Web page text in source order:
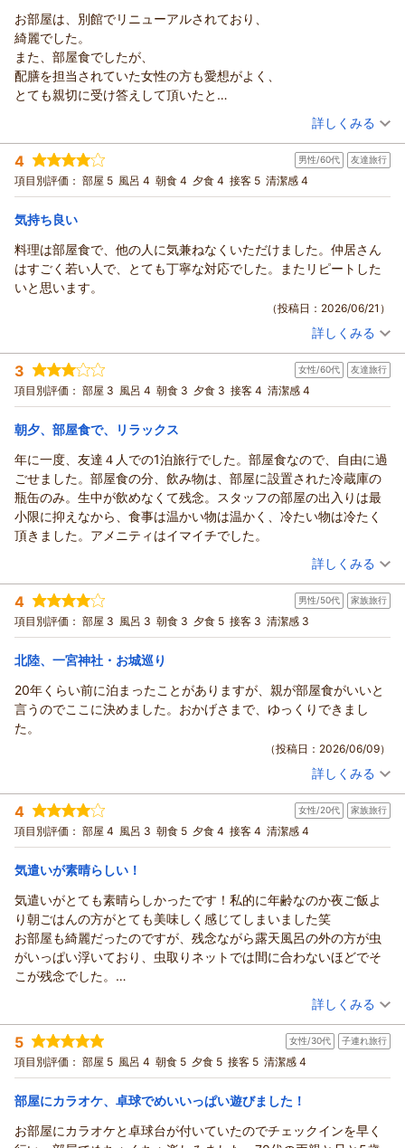
の印象に残るご滞在となりましたことは、私どもにとって大き
な励みです。
「またお邪魔したい」とのお言葉をスタッフ一同、大変嬉しく
拝見いたしました。次回もご家族皆様に、のんびりと楽しいひ
とときをお過ごしいただけるよう、心を込めてお迎えいたしま
お子様の健やかなご成長とともに、また皆様にお会いできます
日を心よりお待ち申し上げております。
（返信日：2026/07/21）
ぼに囲まれ、街灯も少ない環境のため虫が集まりやすく、対策
が難しい面もございますが、そのような中でもできる限りの対
策を講じております。
「また行きます」とのお言葉をいただき、心より感謝申し上げ
ます。次回も安心してゆったりとお過ごしいただけるよう、ス
タッフ一同心を込めてお迎えいたします。
またのご来館を、心よりお待ち申し上げております。
（返信日：2026/07/13）
あわら温泉 政竜閣からの返信
このたびは、ご家族旅行で政竜閣にご宿泊いただき、誠にあり
がとうございました。
客室内の温泉をはじめ、カラオケや卓球、マッサージ機までお
楽しみいただき、「とても充実したお部屋」とのお言葉を頂戴
また、お食事につきましても、お部屋食で周囲を気にせず、ご
家族皆様でゆっくりお召し上がりいただけたようで何よりでご
ざいます。移動の負担が少なく、お子様連れのお客様にも安心
してお過ごしいただける点は、当館のお部屋食ならではの魅力
です。
きるよう、スタッフ一同努めてまいります。
また皆様でお越しいただける日を、心よりお待ち申し上げてお
ります。
（返信日：2026/07/12）
お部屋は、別館でリニューアルされており、
綺麗でした。
また、部屋食でしたが、
配膳を担当されていた女性の方も愛想がよく、
とても親切に受け答えして頂いたと
そして食事も美味しく頂けました。 ありがとうございました。
ただ、
残念な点もあります。
①お部屋は綺麗で３階でしたので
窓ガラスが汚れ過ぎており、全く外の景色が見れなかったのが、
残念です。
折角、部屋をリニューアルしたのに
そこは大事かと思いますよ！
和室で布団敷きの部屋でしたが、
敷布団が薄く、それを補填するマットもなく、
腰が痛く寝づらい状況でした。
頑張っておられると思いますので、
もう少しお客目線の気遣いが欲しいかなぁ
（投稿日：2026/06/29）
宿泊時期： 2026年06月宿泊 (家族旅行)
投稿者： 宣くんさん
宿泊プラン： ■政竜じゃプラン■部屋食 日本海の幸等豪華10品！【せいり
ゅ～かっく♪】
和室 朝・夕 朝/部屋出し 夕/部屋出し
宿泊価格帯：
あわら温泉 政竜閣からの返信
このたびは政竜閣にご宿泊いただき、誠にありがとうございま
した。
また、接客やお食事につきまして温かいお言葉をお寄せいただ
お部屋食の際に担当いたしました係の対応を気持ちよく感じて
いただけたとのこと、大変嬉しく拝見いたしました。お食事も
美味しくお召し上がりいただけたようで、何よりでございま
す。
一方で、お部屋の窓ガラスの汚れにより景色をお楽しみいただ
ましたこと、誠に申し訳ございませんでした。清掃確認の体制
を見直し、客室の状態をより丁寧に確認してまいります。ま
た、備品につきましてもいただいたご意見を参考に改善を進
め、より快適にお過ごしいただけるよう努めてまいります。
当館では、お部屋でゆっくりお食事をお楽しみいただける部屋
食プランを多くのお客様にご利用いただいております。今回お
面・設備面でもさらにご満足いただける宿を目指してまいりま
す。
貴重なお声をお寄せいただき、誠にありがとうございました。
また機会がございましたら、ぜひご家族皆様でお越しくださ
心よりお待ち申し上げております。
（返信日：2026/07/01）
詳しくみる
4 男性/60代 友達旅行
項目別評価： 部屋 5 風呂 4 朝食 4 夕食 4 接客 5 清潔感 4
気持ち良い
料理は部屋食で、他の人に気兼ねなくいただけました。仲居さん
はすごく若い人で、とても丁寧な対応でした。またリピートした
いと思います。
（投稿日：2026/06/21）
投稿者： セイチャンさん(男性/60代)
宿泊プラン： 【お部屋食】移動がなくて楽チン♪プライベートな空間でお部
屋食じゃプラン【上げ膳据え膳】
和室 朝・夕
朝/部屋出し
夕/部屋出し
宿泊価格帯： 15,001～16,000円(大人一人あたり/税込)
あわら温泉 政竜閣からの返信
このたびは政竜閣にご宿泊いただきまして、誠にありがとうご
ざいました。
また、「気持ち良い」との嬉しいタイトルとともに、心温まる
ご感想をお寄せいただき重ねて御礼申し上げます。
今回ご利用いただいたお部屋食プランでは、お食事のためのご
移動もなく、周りを気にせずゆっくりお召し上がりいただけた
ようで何よりでございます。気兼ねないひとときをお過ごしい
ただけましたなら私どもも大変嬉しく思います。
また、係のスタッフの対応につきましてもお褒めのお言葉をい
ただき、ありがとうございます。若いスタッフにとっても、お
ます。本人にもぜひ共有させていただきます。
当館では、お部屋食のほかにも貸切風呂や貸切岩盤浴、カラオ
ケ・卓球など、ご友人同士でお楽しみいただけるオプションも
ご用意しております。次回お越しの際には、また違った過ごし
方でも政竜閣をお楽しみいただければ嬉しいです。
「またリピートしたい」とのお言葉、心より感謝申し上げま
す。
またのご来館を、スタッフ一同心よりお待ち申し上げておりま
す。
詳しくみる
3 女性/60代 友達旅行
項目別評価： 部屋 3 風呂 4 朝食 3 夕食 3 接客 4 清潔感 4
朝夕、部屋食で、リラックス
年に一度、友達４人での1泊旅行でした。部屋食なので、自由に過
ごせました。部屋食の分、飲み物は、部屋に設置された冷蔵庫の
瓶缶のみ。生中が飲めなくて残念。スタッフの部屋の出入りは最
小限に抑えなから、食事は温かい物は温かく、冷たい物は冷たく
頂きました。アメニティはイマイチでした。
（投稿日：2026/06/17）
宿泊時期： 2026年05月宿泊 (友達旅行)
投稿者： いいちゃんさんさん
宿泊プラン： ■政竜じゃプラン■部屋食 日本海の幸等豪華10品！【せいり
ゅ～かっく♪】
和室 朝・夕 朝/部屋出し 夕/部屋出し
宿泊価格帯： 16,001～17,000円(大人一人あたり/税込)
あわら温泉 政竜閣からの返信
このたびは政竜閣にご宿泊いただきまして、誠にありがとうご
ざいました。
また、年に一度のご友人同士での大切なご旅行に当館をお選び
朝夕ともにお部屋食で、皆様ご自由にリラックスしてお過ごし
いただけたとのこと、大変嬉しく拝見いたしました。スタッフ
の出入りをなるべく控えながらも、温かいものは温かく、冷た
いものは冷たくお召し上がりいただけたとのお言葉に、ほっと
しております。
せんでした。お部屋の冷蔵庫内のお飲み物のほか、インフォメ
ーションブックにもお飲み物メニューをご用意しており、そち
らからもご注文いただけます。なお、生ビールにつきましては
夏期限定でのご提供となっておりますため、何卒ご了承くださ
いませ。
また、アメニティにつきましても物足りなさを感じさせてしま
てお預かりいたします。
このたびは貴重なご感想をお寄せいただき、誠にありがとうご
ざいました。
また機会がございましたら、皆様でゆっくりとあわら温泉へお
ております。
詳しくみる
4 男性/50代 家族旅行
項目別評価： 部屋 3 風呂 3 朝食 3 夕食 5 接客 3 清潔感 3
北陸、一宮神社・お城巡り
20年くらい前に泊まったことがありますが、親が部屋食がいいと
言うのでここに決めました。おかげさまで、ゆっくりできまし
た。
（投稿日：2026/06/09）
投稿者： まあくんさん(男性/50代)
宿泊プラン： ■政竜じゃプラン■部屋食 日本海の幸等豪華10品！【せいり
ゅ～かっく♪】
和室 朝・夕 朝/部屋出し 夕/部屋出し
宿泊価格帯： 19,001～20,000円(大人一人あたり/税込)
このたびは政竜閣にご宿泊いただき、誠にありがとうございま
した。
また、20年ほど前にも当館をご利用くださっていたとのこと、
長い年月を経て再びお越しいただけましたことを大変嬉しく思
います。
今回は「部屋食がいい」とのお声から当館をお選びいただき、
ゆっくりお過ごしいただけたようで何よりでございます。
ご夕食につきましても高いご評価をいただき、調理場スタッフ
にとりましても大きな励みになります。
当館では少人数様の場合、全プランお部屋食にてご用意してお
り、ご家族様やご夫婦のお客様にも気兼ねなくお食事を楽しめ
途中に、少しでもほっとくつろげる時間をお過ごしいただけて
詳しくみる
4 女性/20代 家族旅行
項目別評価： 部屋 4 風呂 3 朝食 5 夕食 4 接客 4 清潔感 4
気遣いが素晴らしい！
気遣いがとても素晴らしかったです！私的に年齢なのか夜ご飯よ
り朝ごはんの方がとても美味しく感じてしまいました笑
お部屋も綺麗だったのですが、残念ながら露天風呂の外の方が虫
がいっぱい浮いており、虫取りネットでは間に合わないほどでそ
こが残念でした。
（投稿日：2026/06/04）
宿泊時期： 2026年05月宿泊 (家族旅行)
投稿者： Qさん(女性/20代)
宿泊プラン： ■政竜じゃプラン■部屋食 日本海の幸等豪華10品！【せいり
ゅ～かっく♪】
和室 朝・夕 朝/部屋出し 夕/部屋出し
宿泊価格帯： 17,001～18,000円(大人一人あたり/税込)
あわら温泉 政竜閣からの返信
詳しくみる
5 女性/30代 子連れ旅行
項目別評価： 部屋 5 風呂 4 朝食 5 夕食 5 接客 5 清潔感 4
部屋にカラオケ、卓球でめいいっぱい遊びました！
お部屋にカラオケと卓球台が付いていたのでチェックインを早く